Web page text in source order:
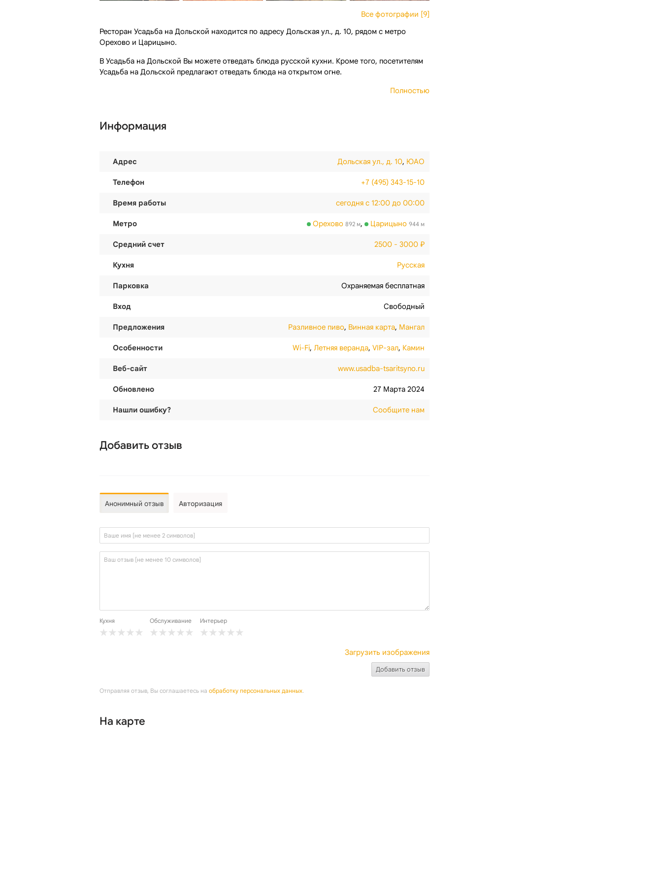
Все фотографии [9]
Ресторан Усадьба на Дольской находится по адресу Дольская ул., д. 10, рядом с метро
Орехово и Царицыно.
В Усадьба на Дольской Вы можете отведать блюда русской кухни. Кроме того, посетителям
Усадьба на Дольской предлагают отведать блюда на открытом огне.
Полностью
Информация
Адрес Дольская ул., д. 10, ЮАО
Телефон +7 (495) 343-15-10
Время работы сегодня с 12:00 до 00:00
Метро Орехово 892 м, Царицыно 944 м
Средний счет 2500 - 3000 ₽
Кухня Русская
Парковка Охраняемая бесплатная
Вход Свободный
Предложения Разливное пиво, Винная карта, Мангал
Особенности Wi-Fi, Летняя веранда, VIP-зал, Камин
Веб-сайт www.usadba-tsaritsyno.ru
Обновлено 27 Марта 2024
Нашли ошибку? Сообщите нам
Добавить отзыв
Анонимный отзыв Авторизация
Кухня Обслуживание Интерьер
Загрузить изображения
Отправляя отзыв, Вы соглашаетесь на обработку персональных данных.
На карте